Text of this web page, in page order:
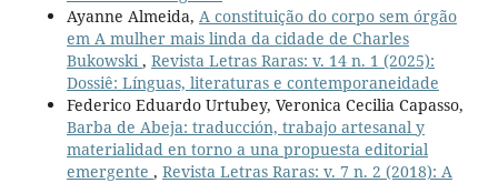
Ayanne Almeida, A constituição do corpo sem órgão
em A mulher mais linda da cidade de Charles
Bukowski , Revista Letras Raras: v. 14 n. 1 (2025):
Dossiê: Línguas, literaturas e contemporaneidade
Federico Eduardo Urtubey, Veronica Cecilia Capasso,
Barba de Abeja: traducción, trabajo artesanal y
materialidad en torno a una propuesta editorial
emergente , Revista Letras Raras: v. 7 n. 2 (2018): A